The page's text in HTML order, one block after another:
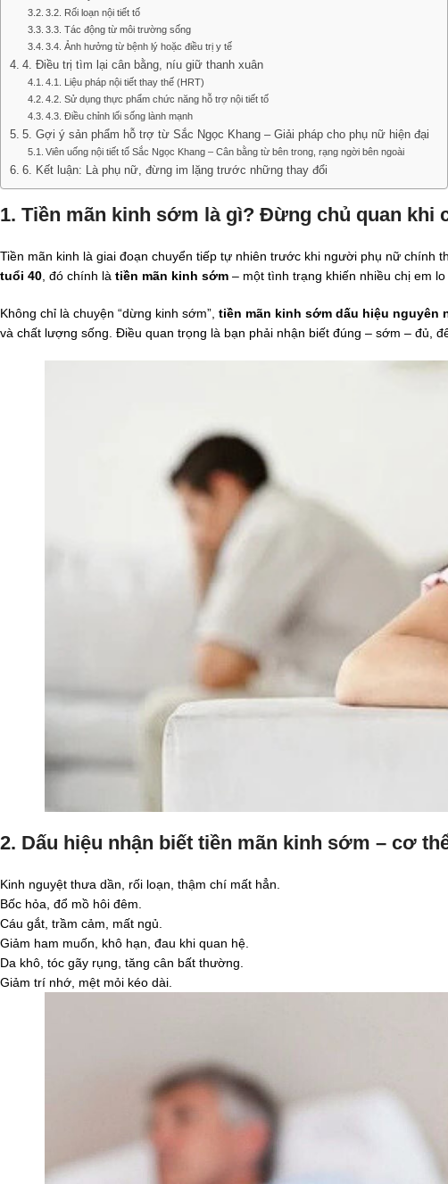
3.2. Rối loạn nội tiết tố
3.3. Tác động từ môi trường sống
3.4. Ảnh hưởng từ bệnh lý hoặc điều trị y tế
4. Điều trị tìm lại cân bằng, níu giữ thanh xuân
4.1. Liệu pháp nội tiết thay thế (HRT)
4.2. Sử dụng thực phẩm chức năng hỗ trợ nội tiết tố
4.3. Điều chỉnh lối sống lành mạnh
5. Gợi ý sản phẩm hỗ trợ từ Sắc Ngọc Khang – Giải pháp cho phụ nữ hiện đại
Viên uống nội tiết tố Sắc Ngọc Khang – Cân bằng từ bên trong, rạng ngời bên ngoài
6. Kết luận: Là phụ nữ, đừng im lặng trước những thay đổi
1. Tiền mãn kinh sớm là gì? Đừng chủ quan khi
Tiền mãn kinh là giai đoạn chuyển tiếp tự nhiên trước khi người phụ nữ chính
tuổi 40 , đó chính là tiền mãn kinh sớm – một tình trạng khiến nhiều chị em
Không chỉ là chuyện “dừng kinh sớm”, tiền mãn kinh sớm dấu hiệu nguyên
và chất lượng sống. Điều quan trọng là bạn phải nhận biết đúng – sớm – đủ,
2. Dấu hiệu nhận biết tiền mãn kinh sớm – cơ
Kinh nguyệt thưa dần, rối loạn, thậm chí mất hẳn.
Bốc hỏa, đổ mồ hôi đêm.
Cáu gắt, trầm cảm, mất ngủ.
Giảm ham muốn, khô hạn, đau khi quan hệ.
Da khô, tóc gãy rụng, tăng cân bất thường.
Giảm trí nhớ, mệt mỏi kéo dài.